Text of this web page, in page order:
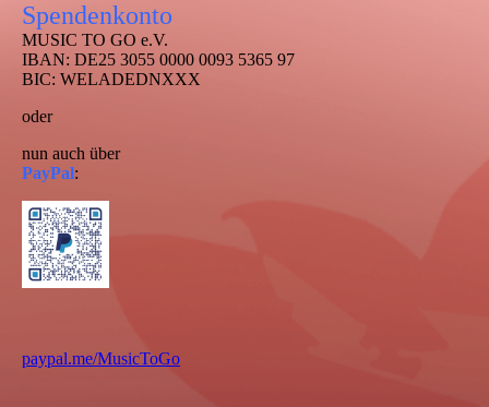
Spendenkonto
MUSIC TO GO e.V.
IBAN: DE25 3055 0000 0093 5365 97
BIC: WELADEDNXXX
oder
nun auch über
PayPal:
paypal.me/MusicToGo